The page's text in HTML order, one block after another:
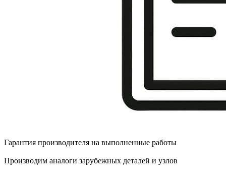
Гарантия производителя на выполненные работы
Производим аналоги зарубежных деталей и узлов